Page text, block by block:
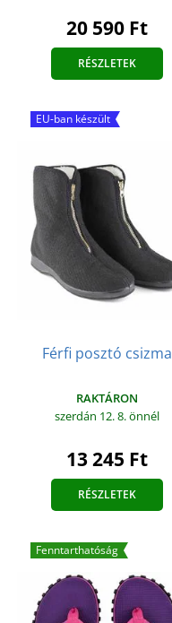
20 590 Ft
RÉSZLETEK
EU-ban készült
Férfi posztó csizma
RAKTÁRON
szerdán 12. 8.önnél
13 245 Ft
RÉSZLETEK
Fenntarthatóság